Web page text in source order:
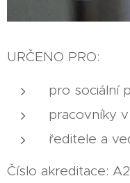
URČENO PRO:
pro sociální
pracovníky
ředitele a
Číslo akreditace: